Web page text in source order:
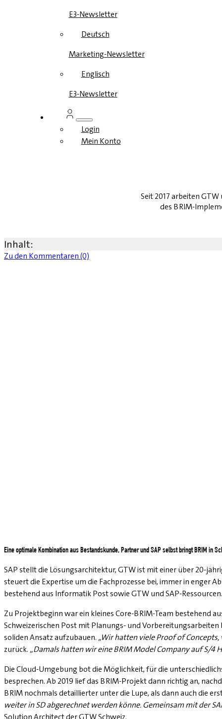
E3-Newsletter
Deutsch
Marketing-Newsletter
Englisch
E3-Newsletter
Login
Mein Konto
Seit 2017 arbeiten
des BRIM-
Inhalt:
Zu den Kommentaren (0)
Eine optimale Kombination aus Bestandskunde, Partner und SAP selbst bringt BRIM in
SAP stellt die Lösungsarchitektur, GTW ist mit einer über 20-
steuert die Expertise um die Fachprozesse bei, immer in enger
bestehend aus Informatik Post sowie GTW und SAP-Ressourcen.
Zu Projektbeginn war ein kleines Core-BRIM-Team bestehend
Schweizerischen Post mit Planungs- und
soliden Ansatz aufzubauen. „Wir hatten viele Proof of
zurück. „Damals hatten wir eine BRIM Model Company auf S/4
Die Cloud-Umgebung bot die Möglichkeit, für die
besprechen. Ab 2019 lief das BRIM-Projekt dann richtig an,
BRIM nochmals detaillierter unter die Lupe, als dann auch die
weiter in SD abgerechnet werden könne. Gemeinsam mit der
Solution Architect der GTW Schweiz.